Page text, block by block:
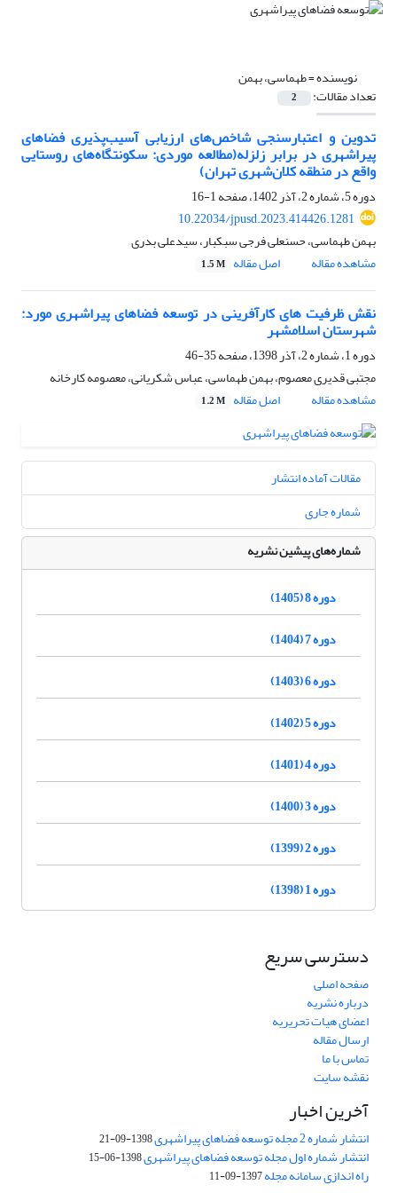
نویسنده =طهماسی، بهمن
تعداد مقالات: 2
تدوین و اعتبارسنجی شاخص‌های ارزیابی آسیب‌پذیری فضاهای
پیراشهری در برابر زلزله(مطالعه موردی: سکونتگاه‌های روستایی
واقع در منطقه کلان‌شهری تهران)
دوره 5، شماره 2، آذر 1402، صفحه
1-16
10.22034/jpusd.2023.414426.1281
بهمن طهماسی، حسنعلی فرجی سبکبار، سیدعلی بدری
مشاهده مقاله
اصل مقاله 1.5 M
نقش ظرفیت های کارآفرینی در توسعه فضاهای پیراشهری مورد:
شهرستان اسلامشهر
دوره 1، شماره 2، آذر 1398، صفحه
35-46
مجتبی قدیری معصوم، بهمن طهماسی، عباس شکریانی، معصومه کارخانه
مشاهده مقاله
اصل مقاله 1.2 M
مقالات آماده انتشار
شماره جاری
شماره‌های پیشین نشریه
دوره 8 (1405)
دوره 7 (1404)
دوره 6 (1403)
دوره 5 (1402)
دوره 4 (1401)
دوره 3 (1400)
دوره 2 (1399)
دوره 1 (1398)
دسترسی سریع
صفحه اصلی
درباره نشریه
اعضای هیات تحریریه
ارسال مقاله
تماس با ما
نقشه سایت
آخرین اخبار
انتشار شماره 2 مجله توسعه فضاهای پیراشهری 1398-09-21
انتشار شماره اول مجله توسعه فضاهای پیراشهری1398-06-15
راه اندازی سامانه مجله1397-09-11